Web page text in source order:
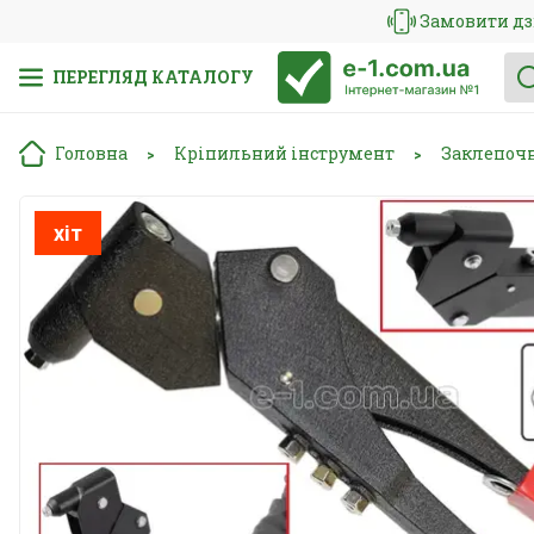
Замовити
ПЕРЕГЛЯД КАТАЛОГУ
Головна > Кріпильний інструмент >
хіт